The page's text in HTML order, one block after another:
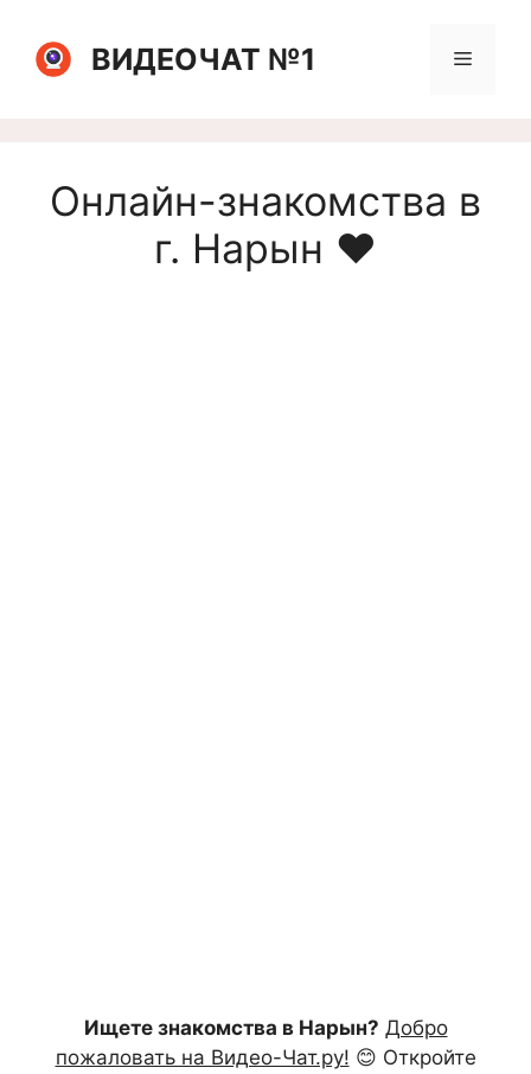
содержимомуВИДЕОЧАТ №1 Меню
Онлайн-знакомства в
г. Нарын ❤️
Ищете знакомства в Нарын? Добро
пожаловать на Видео-Чат.ру! 😊 Откройте